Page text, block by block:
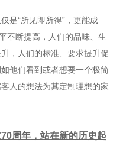
是“所见即所得”，更能成
不断提高，人们的品味、生
，人们的标准、要求提升促
他们看到或者想要一个极简
人的想法为其定制理想的家
周年，站在新的历史起